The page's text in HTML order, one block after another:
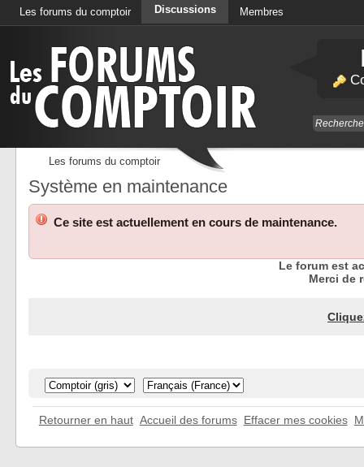
Les forums du comptoir Discussions Membres
Les forums du comptoir
Système en maintenance
Ce site est actuellement en cours de maintenance.
Le forum est
Merci de
Retourner en haut Accueil des forums Effacer mes cookies